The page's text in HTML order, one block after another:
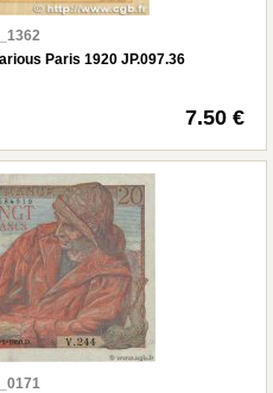
Paris 1920 JP.097.36
7.50 €